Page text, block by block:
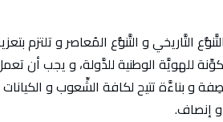
التَّاريخي و التَّنوُّع المُعاصر و تلتزم
للهويَّة الوطنية للدَّولة، و يجب أن
و بناءَّة تتيح لكافة الشِّعوب و الكيانات
إنصاف.